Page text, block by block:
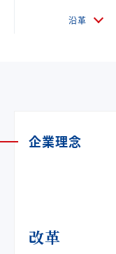
沿革
企業理念
改革